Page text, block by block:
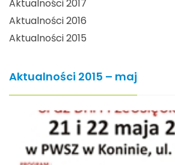
Aktualności 2017
Aktualności 2016
Aktualności 2015
Aktualności 2015 – maj